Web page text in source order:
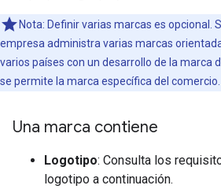
Nota: Definir varias marcas es opcional.
empresa administra varias marcas
varios países con un desarrollo de la marca
se permite la marca específica del comercio.
Una marca contiene
Logotipo: Consulta los
logotipo a continuación.